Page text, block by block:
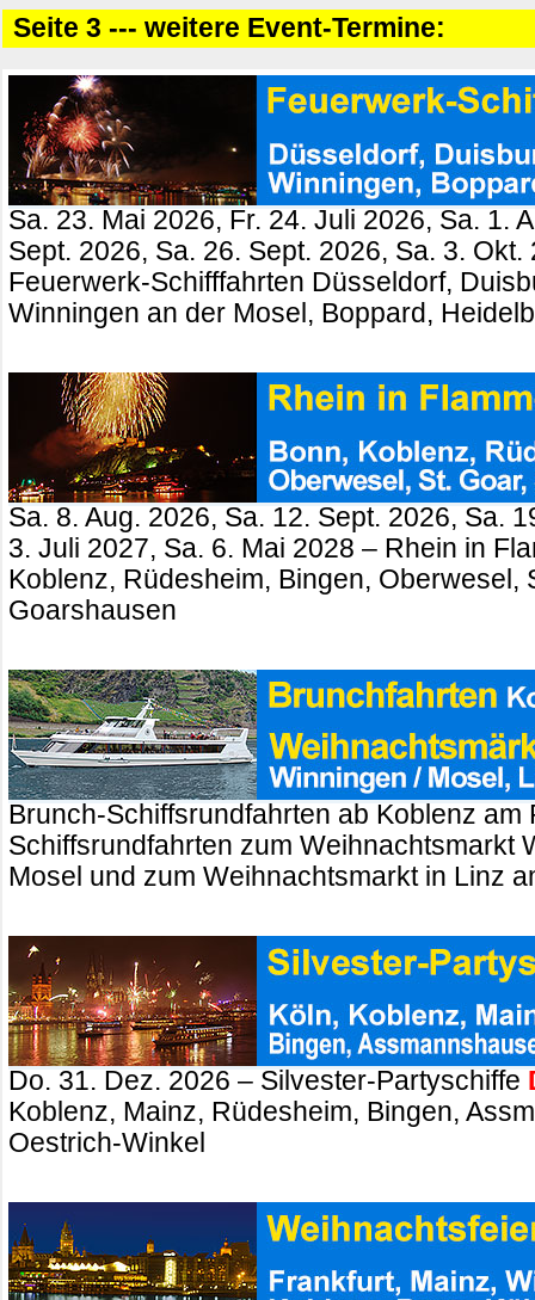
Seite 3 --- weitere Event-Termine:
Sa. 23. Mai 2026, Fr. 24. Juli 2026, Sa. 1.
Sept. 2026, Sa. 26. Sept. 2026, Sa. 3. Okt.
Feuerwerk-Schifffahrten Düsseldorf,
Winningen an der Mosel, Boppard,
Sa. 8. Aug. 2026, Sa. 12. Sept. 2026, Sa.
3. Juli 2027, Sa. 6. Mai 2028 – Rhein in
Koblenz, Rüdesheim, Bingen, Oberwesel,
Goarshausen
Brunch-Schiffsrundfahrten ab Koblenz am
Schiffsrundfahrten zum Weihnachtsmarkt
Mosel und zum Weihnachtsmarkt in Linz
Do. 31. Dez. 2026 – Silvester-Partyschiffe
Koblenz, Mainz, Rüdesheim, Bingen,
Oestrich-Winkel